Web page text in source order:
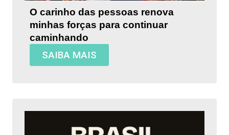
O carinho das pessoas renova
minhas forças para continuar
caminhando
SAIBA MAIS